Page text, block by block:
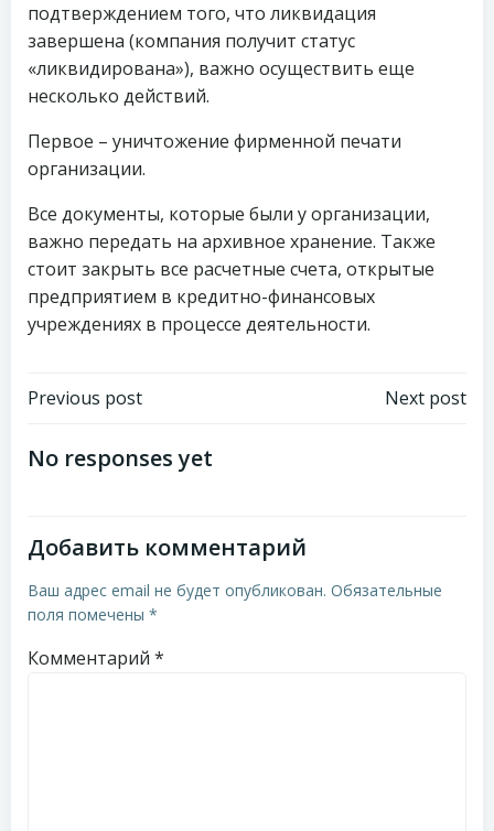
подтверждением того, что ликвидация
завершена (компания получит статус
«ликвидирована»), важно осуществить еще
несколько действий.
Первое – уничтожение фирменной печати
организации.
Все документы, которые были у организации,
важно передать на архивное хранение. Также
стоит закрыть все расчетные счета, открытые
предприятием в кредитно-финансовых
учреждениях в процессе деятельности.
Навигация
по
Previous post
Навигация
Next post
No responses yet
Добавить комментарий
Ваш адрес email не будет опубликован. Обязательные
поля помечены *
Комментарий *